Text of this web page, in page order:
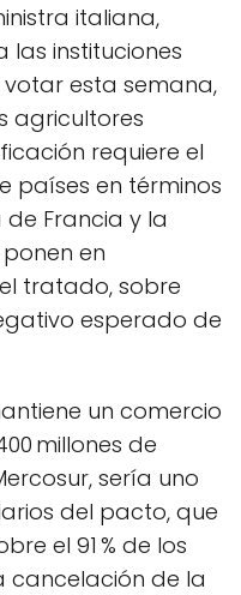
italiana,
las instituciones
esta semana,
agricultores
requiere el
países en términos
Francia y la
en
tratado, sobre
esperado de
un comercio
millones de
sería uno
del pacto, que
el 91 % de los
cancelación de la